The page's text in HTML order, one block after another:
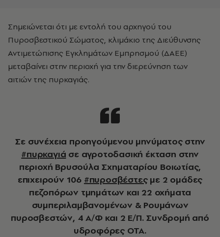
Σημειώνεται ότι με εντολή του αρχηγού του
Πυροσβεστικού Σώματος, κλιμάκιο της Διεύθυνσης
Αντιμετώπισης Εγκλημάτων Εμπρησμού (ΔΑΕΕ)
μεταβαίνει στην περιοχή για την διερεύνηση των
αιτιών της πυρκαγιάς.
Σε συνέχεια προηγούμενου μηνύματος στην
#πυρκαγιά σε αγροτοδασική έκταση στην
περιοχή Βρυσούλα Σχηματαρίου Βοιωτίας,
επιχειρούν 106 #πυροσβέστεςμε 2 ομάδες
πεζοπόρων τμημάτων και 22 οχήματα
συμπεριλαμβανομένων & Ρουμάνων
πυροσβεστών, 4 Α/Φ και 2 Ε/Π. Συνδρομή από
υδροφόρες ΟΤΑ.